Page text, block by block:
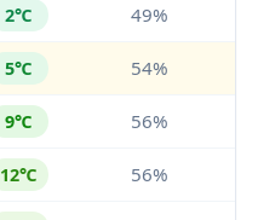
2℃ 49%
5℃ 54%
9℃ 56%
12℃ 56%